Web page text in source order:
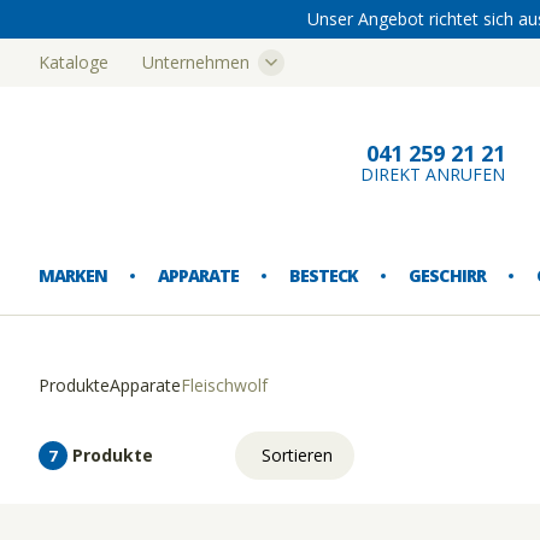
Kataloge Unternehmen
041 259 21 21
DIREKT ANRUFEN
MARKEN APPARATE
EISMASCHINEN
BESTECK
ESSBESTECK
GESCHIRR
ESSGESCHIRR
AUSSCHANK
AUFBEWAHRUNG
BUFFETARTIKEL
FUSSMATTEN
ABFALLEIMER
Unser Angebot richtet sich
ProdukteApparateFleischwolf
7 Produkte Sortieren